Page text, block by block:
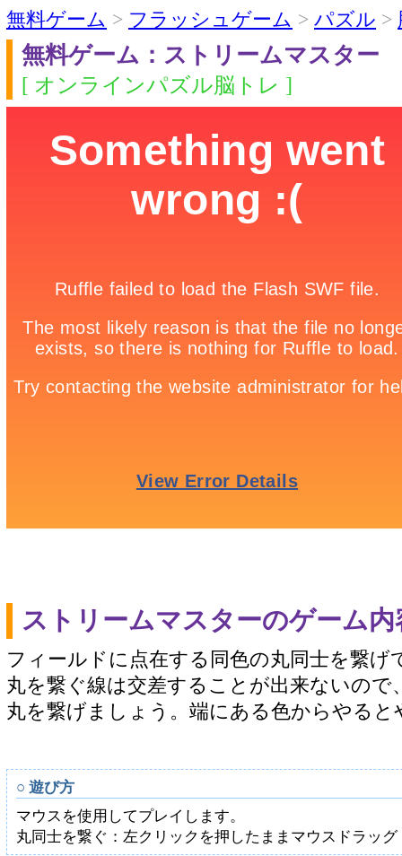
無料ゲーム > フラッシュゲーム > パズル >
無料ゲーム：ストリームマスター
[ オンラインパズル脳トレ ]
ストリームマスターのゲーム内
フィールドに点在する同色の丸同士を繋
丸を繋ぐ線は交差することが出来ないので
丸を繋げましょう。端にある色からやる
○ 遊び方
マウスを使用してプレイします。
丸同士を繋ぐ：左クリックを押したままマウスドラッグ